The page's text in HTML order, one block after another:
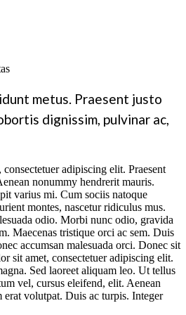
metus. Praesent justo
dignissim, pulvinar ac,
adipiscing elit. Praesent
nonummy hendrerit mauris.
varius mi. Cum sociis natoque
montes, nascetur ridiculus mus.
odio. Morbi nunc odio, gravida
Maecenas tristique orci ac sem. Duis
accumsan malesuada orci. Donec sit
sit amet, consectetuer adipiscing elit.
Sed laoreet aliquam leo. Ut tellus
vel, cursus eleifend, elit. Aenean
volutpat. Duis ac turpis. Integer